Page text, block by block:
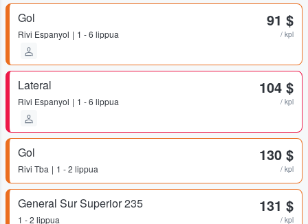
Gol
Rivi Espanyol 1 - 6 lippua
91 $
/ kpl
Lateral
Rivi Espanyol 1 - 6 lippua
104 $
/ kpl
Gol
Rivi Tba 1 - 2 lippua
130 $
/ kpl
General Sur Superior 235
1 - 2 lippua
131 $
/ kpl